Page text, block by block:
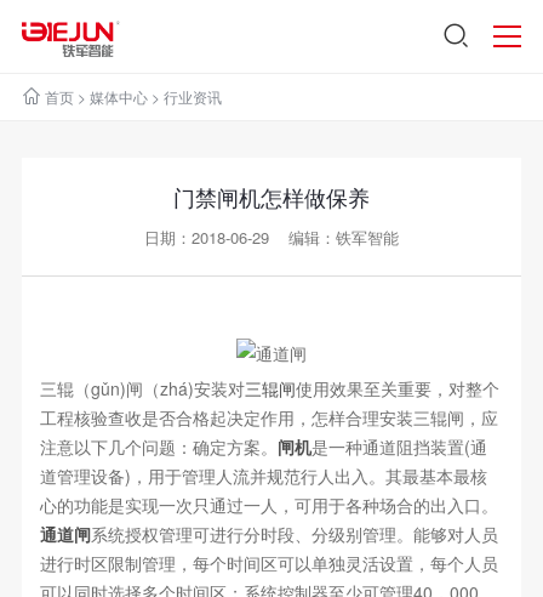
首页> 媒体中心> 行业资讯
门禁闸机怎样做保养
日期：2018-06-29 编辑：铁军智能
三辊（gǔn)闸（zhá)安装对三辊闸使用效果至关重要，对整个
工程核验查收是否合格起决定作用，怎样合理安装三辊闸，应
注意以下几个问题：确定方案。 闸机是一种通道阻挡装置(通
道管理设备)，用于管理人流并规范行人出入。其最基本最核
心的功能是实现一次只通过一人，可用于各种场合的出入口。
通道闸系统授权管理可进行分时段、分级别管理。能够对人员
进行时区限制管理，每个时间区可以单独灵活设置，每个人员